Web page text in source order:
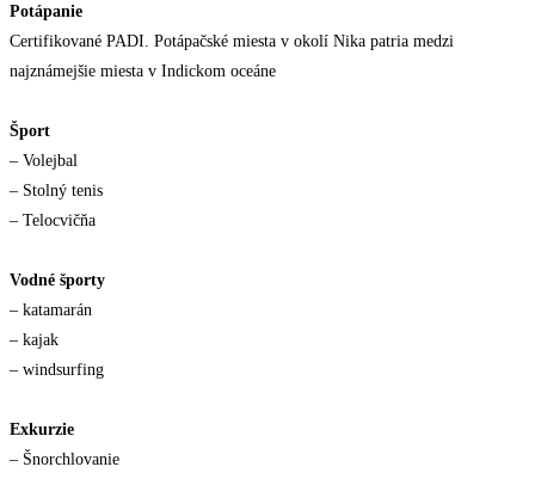
Potápanie
Certifikované PADI. Potápačské miesta v okolí Nika patria medzi
najznámejšie miesta v Indickom oceáne
Šport
– Volejbal
– Stolný tenis
– Telocvičňa
Vodné športy
– katamarán
– kajak
– windsurfing
Exkurzie
– Šnorchlovanie